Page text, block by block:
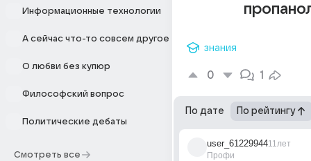
Информационные технологии
А сейчас что-то совсем другое
О любви без купюр
Философский вопрос
Политические дебаты
Смотреть все
знания
0 1
По дате По рейтингу
user_61229944
Профи
11лет